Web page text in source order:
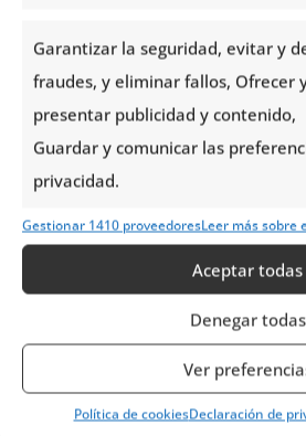
Garantizar la seguridad, evitar y
fraudes, y eliminar fallos, Ofrecer
presentar publicidad y contenido,
Guardar y comunicar las
privacidad.
Gestionar 1410 proveedoresLeer más sobre
Aceptar todas
Denegar todas
Ver
Política de cookiesDeclaración de
Actividades Opcionales
Día 4 | Caminata matutina en
Parque Nacional de Abisko
Día 4 | Alojamiento en ICE